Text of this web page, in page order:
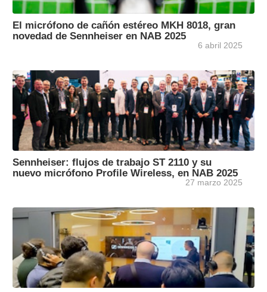
El micrófono de cañón estéreo MKH 8018, gran
novedad de Sennheiser en NAB 2025
6 abril 2025
Sennheiser: flujos de trabajo ST 2110 y su
nuevo micrófono Profile Wireless, en NAB 2025
27 marzo 2025